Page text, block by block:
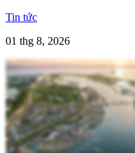
Tin tức
01 thg 8, 2026